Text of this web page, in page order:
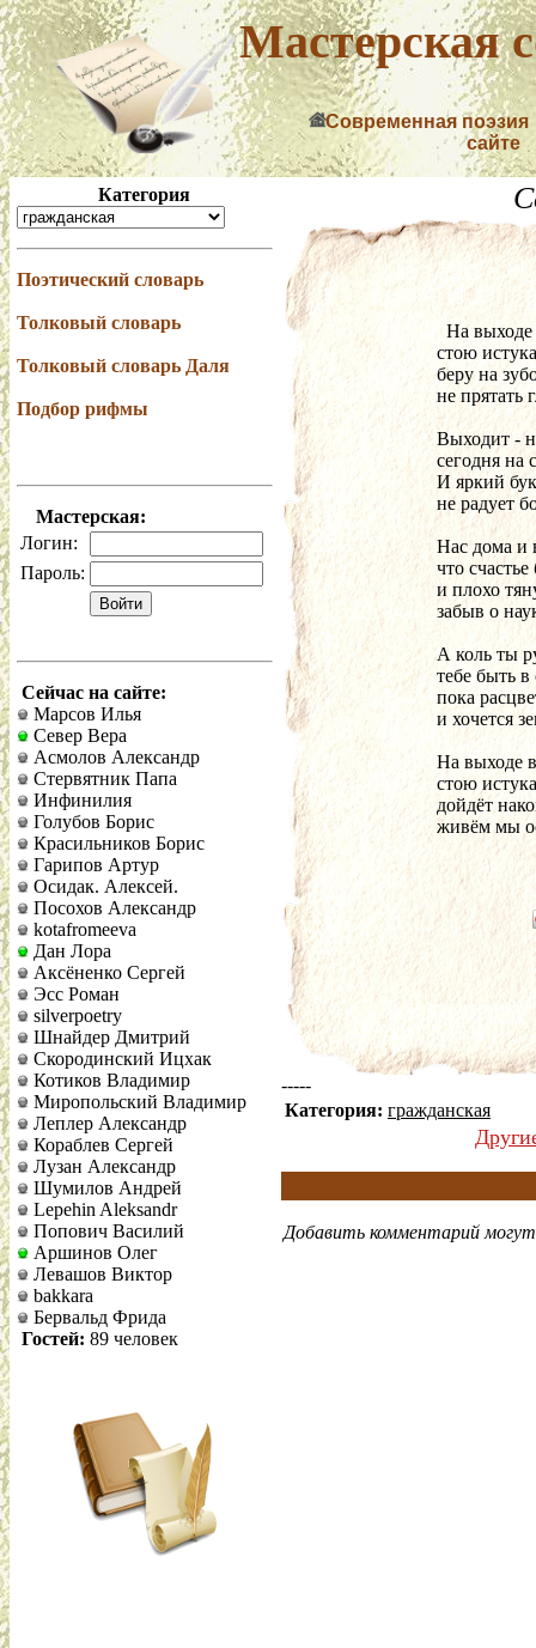
Мастерская
Современная поэзия
сайте
Категория
Поэтический словарь
Толковый словарь
Толковый словарь Даля
Подбор рифмы
Мастерская:
Логин:
Пароль:
Сейчас на сайте:
Марсов Илья
Север Вера
Асмолов Александр
Стервятник Папа
Инфинилия
Голубов Борис
Красильников Борис
Гарипов Артур
Осидак. Алексей.
Посохов Александр
kotafromeeva
Дан Лора
Аксёненко Сергей
Эсс Роман
silverpoetry
Шнайдер Дмитрий
Скородинский Ицхак
Котиков Владимир
Миропольский Владимир
Леплер Александр
Кораблев Сергей
Лузан Александр
Шумилов Андрей
Lepehin Aleksandr
Попович Василий
Аршинов Олег
Левашов Виктор
bakkara
Бервальд Фрида
Гостей: 89 человек
На
стою
беру на
не прятать
Выходит -
сегодня на
И яркий
не радует
Нас дома и
что
и плохо
забыв о
А коль ты
тебе быть в
пока
и хочется
На выходе
стою
дойдёт
живём мы
-----
Категория: гражданская
Добавить комментарий